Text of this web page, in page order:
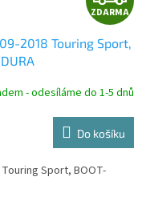
D
R
ZDARMA
2018 Touring Sport,
- odesíláme do 1-5 dnů
Do košíku
Sport, BOOT-